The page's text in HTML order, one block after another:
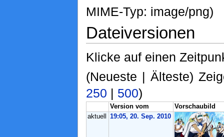
MIME-Typ: image/png)
Dateiversionen
Klicke auf einen
(Neueste | Älteste)
250 | 500)
Version vom
Vorschaubild
aktuell
19:05, 20. Sep. 2010